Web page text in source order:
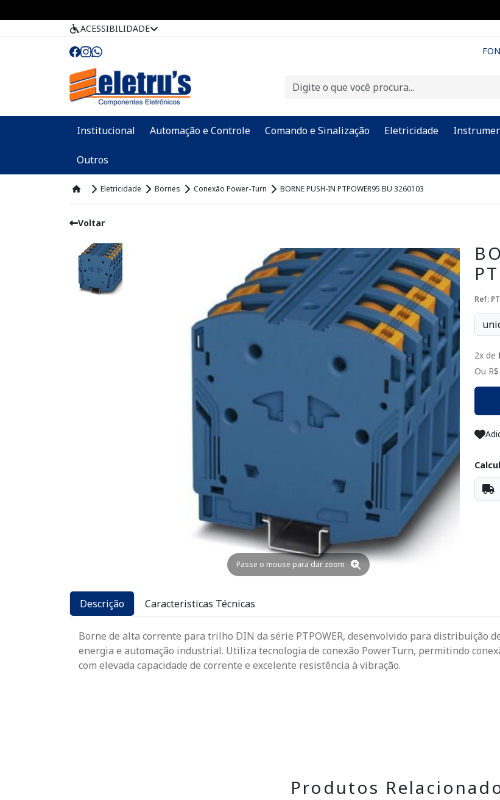
ACESSIBILIDADE
Institucional Automação e Controle Comando e Sinalização Eletricidade
Outros
Eletricidade Bornes Conexão Power-Turn BORNE PUSH-IN PTPOWER95 BU 3260103
Voltar
Passe o mouse para dar zoom
Ref:
2x de
Ou
Descrição Caracteristicas Técnicas
Borne de alta corrente para trilho DIN da série PTPOWER, desenvolvido para distribuição
energia e automação industrial. Utiliza tecnologia de conexão PowerTurn, permitindo
com elevada capacidade de corrente e excelente resistência à vibração.
Produtos